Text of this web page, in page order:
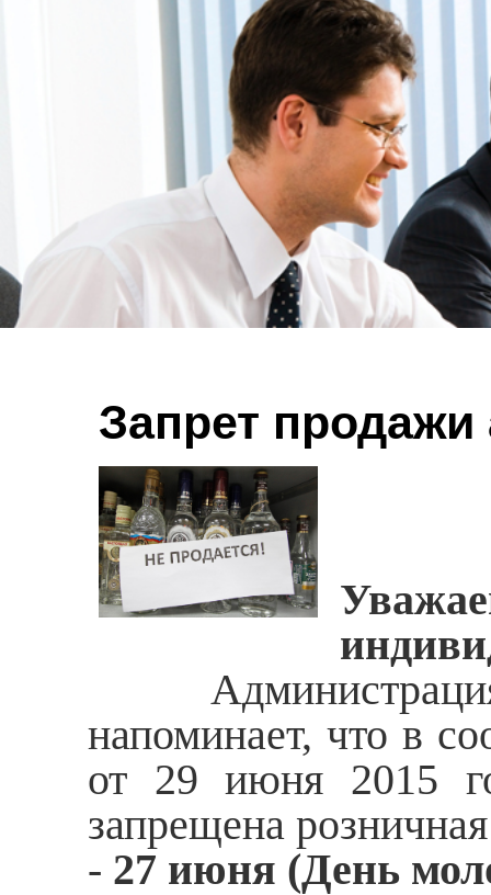
Запрет
Администрация
напоминает, что в
от 29 июня 2015
запрещена
- 27 июня (День